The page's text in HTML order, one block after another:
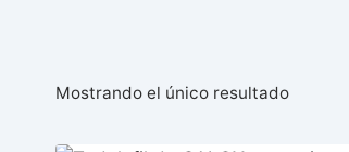
Mostrando el único resultado